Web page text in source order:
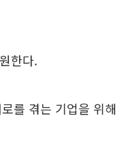
한다.
를 겪는 기업을 위해